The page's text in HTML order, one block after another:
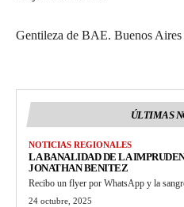
Gentileza de BAE. Buenos
ÚLTIMAS
NOTICIAS REGIONALES
LA BANALIDAD DE LA
JONATHAN BENITEZ
Recibo un flyer por WhatsApp y la
24 octubre, 2025